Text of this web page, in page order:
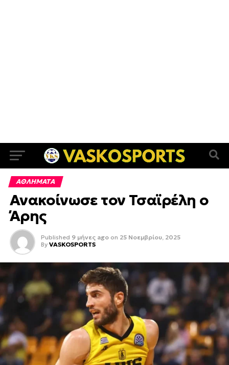
ΑΘΛΗΜΑΤΑ
Ανακοίνωσε τον Τσαϊρέλη ο
Άρης
Published 9 μήνες ago on 25 Νοεμβρίου, 2025
By VASKOSPORTS